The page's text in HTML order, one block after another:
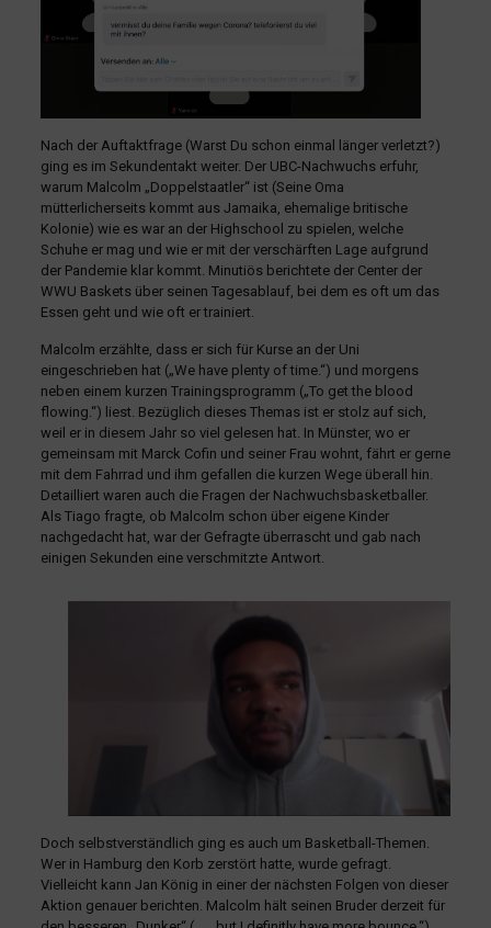
Nach der Auftaktfrage (Warst Du schon einmal länger verletzt?)
ging es im Sekundentakt weiter. Der UBC-Nachwuchs erfuhr,
warum Malcolm „Doppelstaatler“ ist (Seine Oma
mütterlicherseits kommt aus Jamaika, ehemalige britische
Kolonie) wie es war an der Highschool zu spielen, welche
Schuhe er mag und wie er mit der verschärften Lage aufgrund
der Pandemie klar kommt. Minutiös berichtete der Center der
WWU Baskets über seinen Tagesablauf, bei dem es oft um das
Essen geht und wie oft er trainiert.
Malcolm erzählte, dass er sich für Kurse an der Uni
eingeschrieben hat („We have plenty of time.“) und morgens
neben einem kurzen Trainingsprogramm („To get the blood
flowing.“) liest. Bezüglich dieses Themas ist er stolz auf sich,
weil er in diesem Jahr so viel gelesen hat. In Münster, wo er
gemeinsam mit Marck Cofin und seiner Frau wohnt, fährt er gerne
mit dem Fahrrad und ihm gefallen die kurzen Wege überall hin.
Detailliert waren auch die Fragen der Nachwuchsbasketballer.
Als Tiago fragte, ob Malcolm schon über eigene Kinder
nachgedacht hat, war der Gefragte überrascht und gab nach
einigen Sekunden eine verschmitzte Antwort.
Doch selbstverständlich ging es auch um Basketball-Themen.
Wer in Hamburg den Korb zerstört hatte, wurde gefragt.
Vielleicht kann Jan König in einer der nächsten Folgen von dieser
Aktion genauer berichten. Malcolm hält seinen Bruder derzeit für